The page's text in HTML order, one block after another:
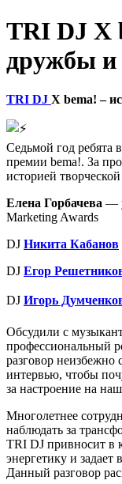
TRI DJ Х
дружбы и
TRI DJ Х bema! –
Седьмой год ребята
премии bema!. За
историей
Елена Горбачева —
Marketing Awards
DJ Никита Кабанов
DJ Егор
DJ Игорь
Обсудили с
профессиональный
разговор неизбежно
интервью, чтобы
за настроение на
Многолетнее
наблюдать за
TRI DJ привносит
энергетику и задает
Данный разговор